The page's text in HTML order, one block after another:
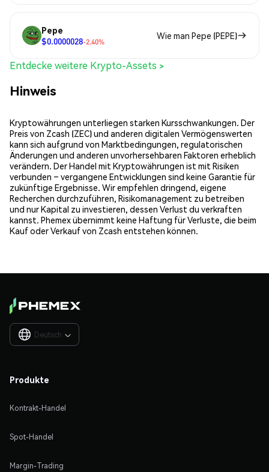
Pepe
$0.0000028-2.40%
Wie man Pepe (PEPE)
Entdecke weitere Krypto-Assets >
Hinweis
Kryptowährungen unterliegen starken Kursschwankungen. Der
Preis von Zcash (ZEC) und anderen digitalen Vermögenswerten
kann sich aufgrund von Marktbedingungen, regulatorischen
Änderungen und anderen unvorhersehbaren Faktoren erheblich
verändern. Der Handel mit Kryptowährungen ist mit Risiken
verbunden – vergangene Entwicklungen sind keine Garantie für
zukünftige Ergebnisse. Wir empfehlen dringend, eigene
Recherchen durchzuführen, Risikomanagement zu betreiben
und nur Kapital zu investieren, dessen Verlust du verkraften
kannst. Phemex übernimmt keine Haftung für Verluste, die beim
Kauf oder Verkauf von Zcash entstehen können.
Deutsch 
Produkte
Kontrakt-Handel
Spot-Handel
Margin-Trading